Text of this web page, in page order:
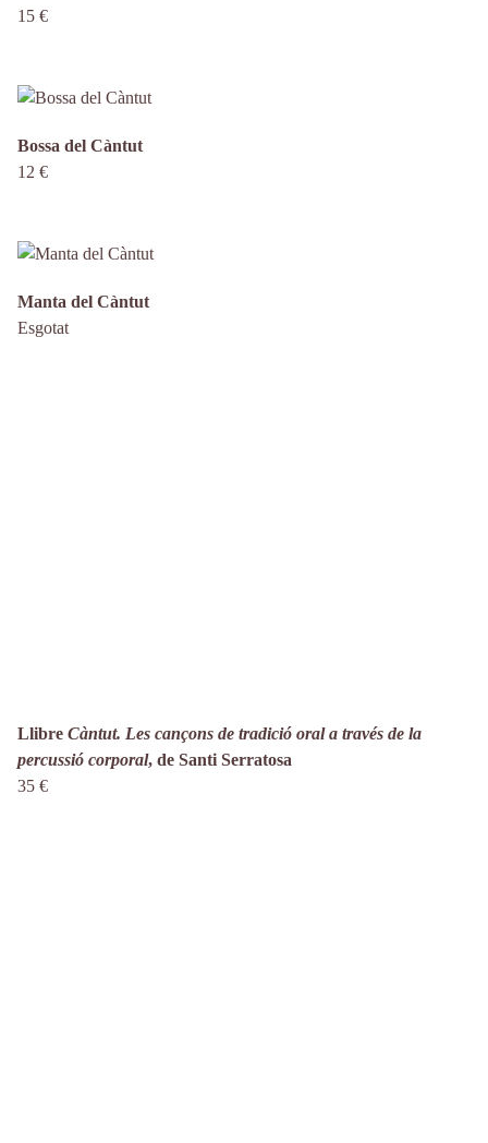
15 €
Bossa del Càntut
12 €
Manta del Càntut
Esgotat
Llibre Càntut. Les cançons de tradició oral a través de la
percussió corporal, de Santi Serratosa
35 €